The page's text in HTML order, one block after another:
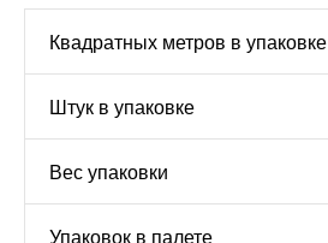
Квадратных метров в упаковке
Штук в упаковке
Вес упаковки
Упаковок в палете